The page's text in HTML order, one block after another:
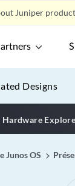
Juniper
Designs
Hardware
Junos OS